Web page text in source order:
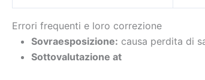
Errori frequenti e loro correzione
Sovraesposizione: causa perdita di
Sottovalutazione at